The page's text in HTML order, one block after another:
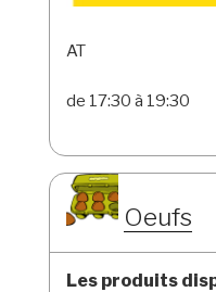
AT
de 17:30 à 19:30
Oeufs
Les produits